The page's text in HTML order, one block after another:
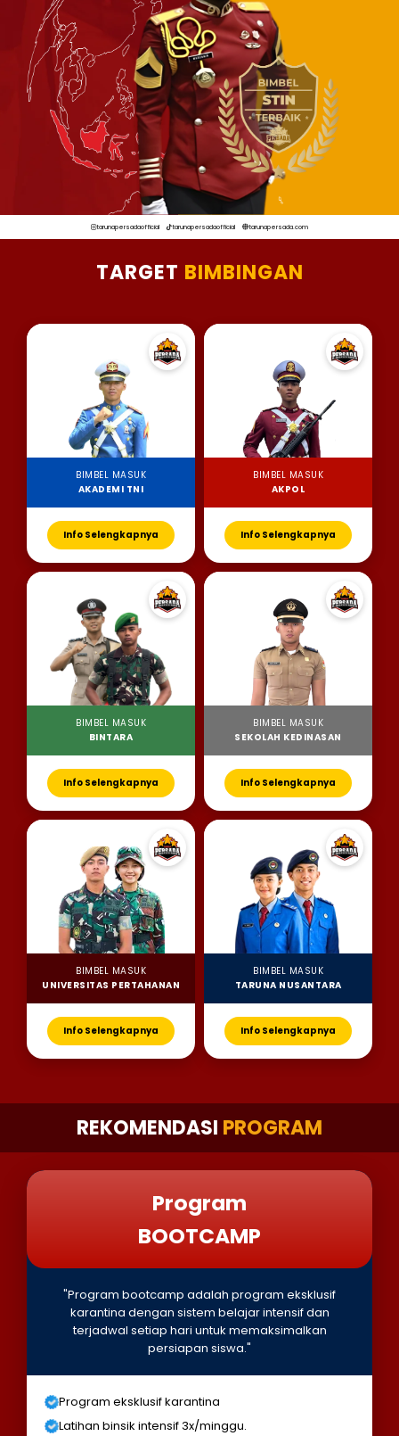
tarunapersadaofficial tarunapersadaofficial tarunapersada.com
TARGET BIMBINGAN
BIMBEL MASUK
AKADEMI TNI
Info Selengkapnya
BIMBEL MASUK
AKPOL
Info Selengkapnya
BIMBEL MASUK
BINTARA
Info Selengkapnya
BIMBEL MASUK
SEKOLAH KEDINASAN
Info Selengkapnya
BIMBEL MASUK
UNIVERSITAS PERTAHANAN
Info Selengkapnya
BIMBEL MASUK
TARUNA NUSANTARA
Info Selengkapnya
REKOMENDASI PROGRAM
Program
BOOTCAMP
"Program bootcamp adalah program eksklusif
karantina dengan sistem belajar intensif dan
terjadwal setiap hari untuk memaksimalkan
persiapan siswa."
Program eksklusif karantina
Latihan binsik intensif 3x/minggu.